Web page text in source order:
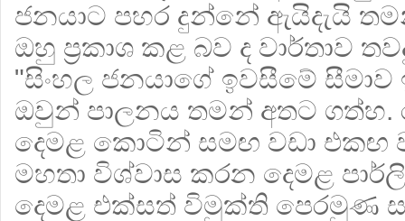
ජනයාට පහර දුන්නේ ඇයිදැයි
ඔහු ප්‍රකාශ කළ බව ද වාර්තාව
"සිංහල ජනයාගේ ඉවසීමේ සීමාව
ඔවුන් පාලනය තමන් අතට
දෙමළ කොටින් සමඟ වඩා එකඟ
මහතා විශ්වාස කරන දෙමළ
දෙමළ එක්සත් විමුක්ති පෙරමුණ